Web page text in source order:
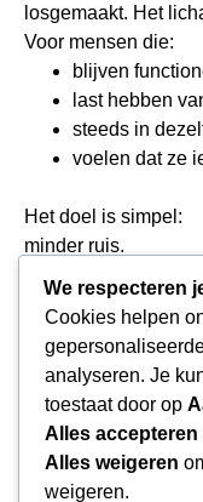
losgemaakt. Het
Voor mensen die:
blijven
last hebben
steeds in
voelen dat ze
Het doel is simpel:
minder ruis.
weer leiding over je
Niet door iets toe te
Maar door weg te
Zullen we
helpen? Maak
We respecteren
Cookies helpen
analyseren. Je
toestaat door op
Alles accepteren
Alles weigeren
weigeren.